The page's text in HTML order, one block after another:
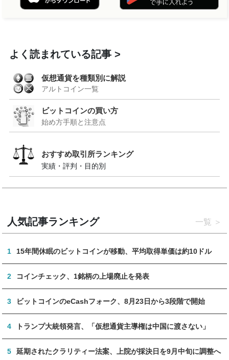
よく読まれている記事
仮想通貨を種類別に解説
アルトコイン一覧
ビットコインの買い方
始め方手順と注意点
おすすめ取引所ランキング
実績・評判・目的別
人気記事ランキング 一覧
1 15年間休眠のビットコインが移動、平均取得単価は約10ドル
2 コインチェック、1銘柄の上場廃止を発表
3 ビットコインのeCashフォーク、8月23日から3段階で開始
4 トランプ大統領発言、「仮想通貨主導権は中国に渡さない」
5 延期されたクラリティー法案、上院が採決日を9月中旬に調整へ